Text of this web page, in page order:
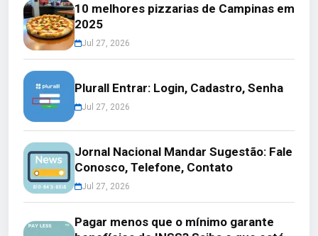
10 melhores pizzarias de Campinas em
2025
Jul 27, 2026
Plurall Entrar: Login, Cadastro, Senha
Jul 27, 2026
Jornal Nacional Mandar Sugestão: Fale
Conosco, Telefone, Contato
Jul 27, 2026
Pagar menos que o mínimo garante